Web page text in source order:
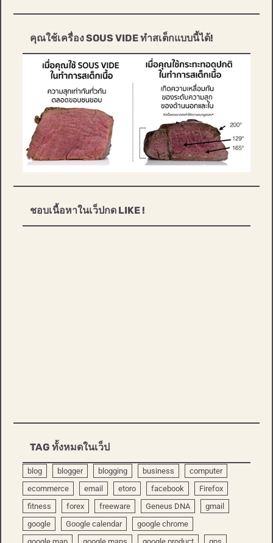
คุณใช้เครื่อง SOUS VIDE ทำสเต็กแบบนี้ได้!
ชอบเนื้อหาในเว็ปกด LIKE !
TAG ทั้งหมดในเว็ป
blog blogger blogging business
computer
ecommerce
email etoro facebook
Firefox
fitness
forex freeware Geneus DNA
gmail
google
Google calendar
google chrome